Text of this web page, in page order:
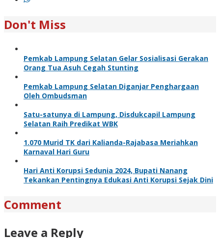
Don't Miss
Pemkab Lampung Selatan Gelar Sosialisasi Gerakan
Orang Tua Asuh Cegah Stunting
Pemkab Lampung Selatan Diganjar Penghargaan
Oleh Ombudsman
Satu-satunya di Lampung, Disdukcapil Lampung
Selatan Raih Predikat WBK
1.070 Murid TK dari Kalianda-Rajabasa Meriahkan
Karnaval Hari Guru
Hari Anti Korupsi Sedunia 2024, Bupati Nanang
Tekankan Pentingnya Edukasi Anti Korupsi Sejak Dini
Comment
Leave a Reply